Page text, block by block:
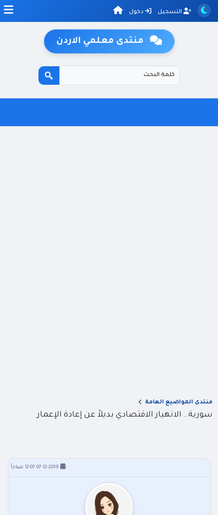
التسجيل دخول
منتدى معلمي الاردن
منتدى المواضيع العامة
سورية.. الانهيار الاقتصادي بديلاً عن إعادة الإعمار
07-12-2019 12:07 صباحاً